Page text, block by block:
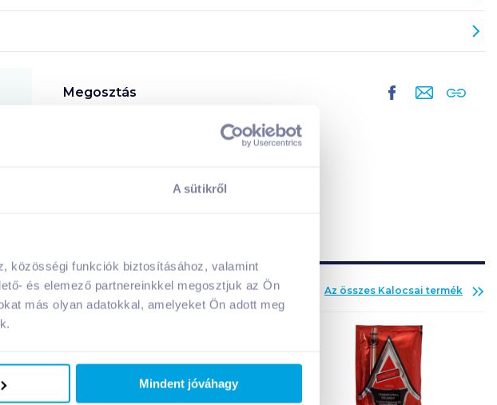
A sütikről
közösségi funkciók biztosításához, valamint
és elemező partnereinkkel megosztjuk az Ön
más olyan adatokkal, amelyeket Ön adott meg
Mindent jóváhagy
Adj hozzá termékeket!
Megosztás
Az összes Kalocsai termék